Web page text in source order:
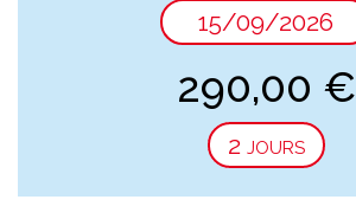
15/09/2026
290,00 €
2 jours